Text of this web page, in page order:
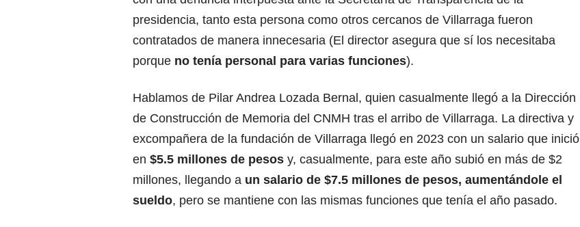
presidencia, tanto esta persona como otros cercanos de Villarraga fueron
contratados de manera innecesaria (El director asegura que sí los necesitaba
porque no tenía personal para varias funciones).
Hablamos de Pilar Andrea Lozada Bernal, quien casualmente llegó a la Dirección
de Construcción de Memoria del CNMH tras el arribo de Villarraga. La directiva y
excompañera de la fundación de Villarraga llegó en 2023 con un salario que inició
en $5.5 millones de pesos y, casualmente, para este año subió en más de $2
millones, llegando a un salario de $7.5 millones de pesos, aumentándole el
sueldo, pero se mantiene con las mismas funciones que tenía el año pasado.